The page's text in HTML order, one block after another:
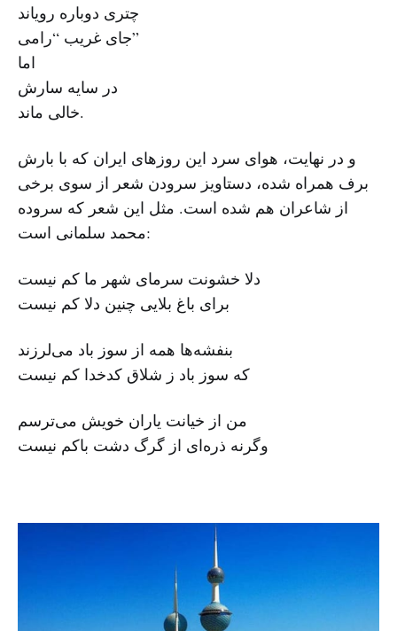
چتری دوباره رویاند
جای غریب “رامی”
اما
در سایه سارش
خالی ماند.
و در نهایت، هوای سرد این روزهای ایران که با بارش
برف همراه شده، دستاویز سرودن شعر از سوی برخی
از شاعران هم شده است. مثل این شعر که سروده
محمد سلمانی است:
دلا خشونت سرمای شهر ما کم نیست
برای باغ بلایی چنین دلا کم نیست
بنفشه‌ها همه از سوز باد می‌لرزند
که سوز باد ز شلاق کدخدا کم نیست
من از خیانت یاران خویش می‌ترسم
وگرنه ذره‌ای از گرگ دشت باکم نیست